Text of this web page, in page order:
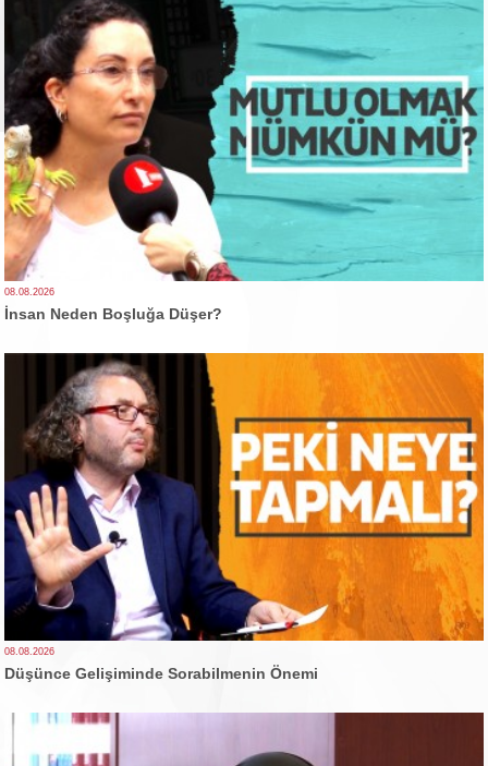
08.08.2026
İnsan Neden Boşluğa Düşer?
08.08.2026
Düşünce Gelişiminde Sorabilmenin Önemi